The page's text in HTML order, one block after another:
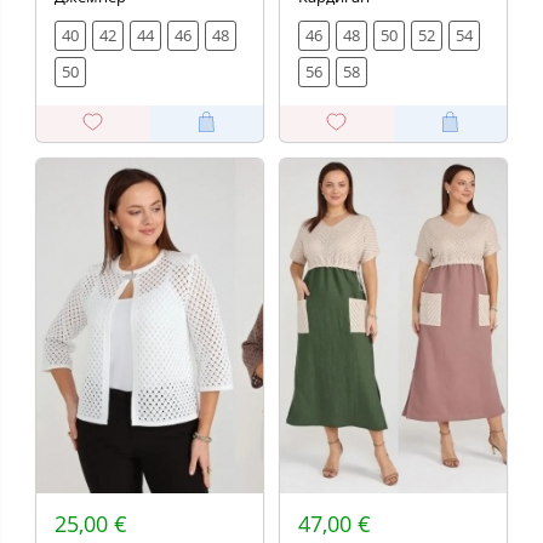
40
42 44 46
48
50
46
48 50 52
54
56
58
25,00 € 47,00 €